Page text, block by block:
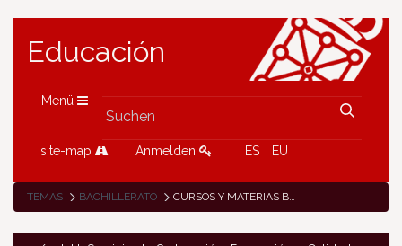
Educación
Menü
site-map Anmelden ES EU
TEMAS BACHILLERATO CURSOS Y MATERIAS BACHILLERATO